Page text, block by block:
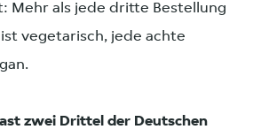
Mehr als jede dritte Bestellung
vegetarisch, jede achte
zwei Drittel der Deutschen